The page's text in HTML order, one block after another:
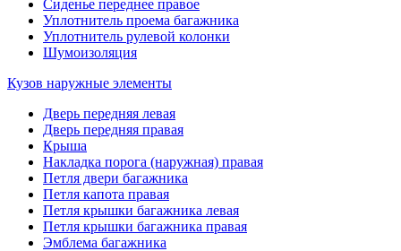
Сиденье переднее правое
Уплотнитель проема багажника
Уплотнитель рулевой колонки
Шумоизоляция
Кузов наружные элементы
Дверь передняя левая
Дверь передняя правая
Крыша
Накладка порога (наружная) правая
Петля двери багажника
Петля капота правая
Петля крышки багажника левая
Петля крышки багажника правая
Эмблема багажника